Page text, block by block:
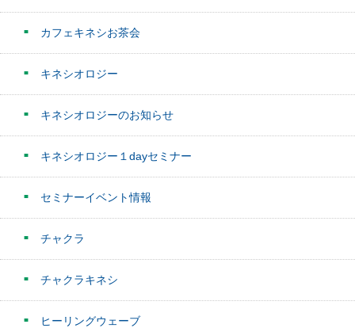
カフェキネシお茶会
キネシオロジー
キネシオロジーのお知らせ
キネシオロジー１dayセミナー
セミナーイベント情報
チャクラ
チャクラキネシ
ヒーリングウェーブ